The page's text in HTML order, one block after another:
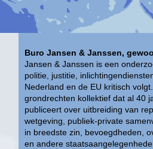
Buro Jansen & Janssen,
Jansen & Janssen is een
politie, justitie,
Nederland en de EU kritisch
grondrechten kollektief dat al 40
publiceert over uitbreiding van
wetgeving, publiek-private
in breedste zin, bevoegdheden,
en andere